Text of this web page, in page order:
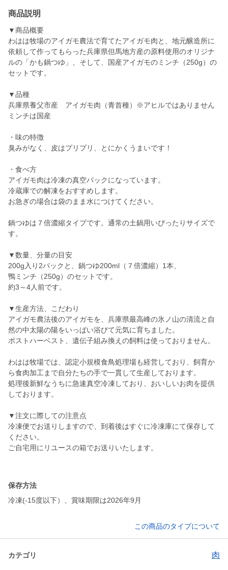
商品説明
▼商品概要
わはは牧場のアイガモ農法で育てたアイガモ肉と、地元醸造所に
依頼して作ってもらった兵庫県但馬地方産の原料使用のオリジナ
ルの「かも鍋つゆ」、そして、国産アイガモのミンチ（250g）の
セットです。
▼品種
兵庫県養父市産 アイガモ肉（青首種）※アヒルではありません
ミンチは国産
・味の特徴
臭みがなく、皮はプリプリ、とにかくうまいです！
・食べ方
アイガモ肉は冷凍の真空パックになっています。
冷蔵庫での解凍をおすすめします。
お急ぎの場合は袋のまま水につけてください。
鍋つゆは７倍濃縮タイプです。通常の土鍋用いぴったりサイズで
す。
▼数量、分量の目安
200g入り2パックと、鍋つゆ200ml（７倍濃縮）1本、
鴨ミンチ（250g）のセットです。
約3～4人前です。
▼生産方法、こだわり
アイガモ農法後のアイガモを、兵庫県最高峰の氷ノ山の清流と自
然の中太陽の陽をいっぱい浴びて元気に育ちました。
ポストハーベスト、遺伝子組み換えの飼料は使っておりません。
わはは牧場では、認定小規模食鳥処理場も経営しており、飼育か
ら食肉加工まで自分たちの手で一貫して生産しております。
処理後新鮮なうちに急速真空冷凍しており、おいしいお肉を提供
しております。
▼注文に際しての注意点
冷凍便でお送りしますので、到着後はすぐに冷凍庫にて保存して
ください。
ご自宅用にリユースの箱でお送りいたします。
保存方法
冷凍(-15度以下）、賞味期限は2026年9月
この商品のタイプについて
カテゴリ 肉